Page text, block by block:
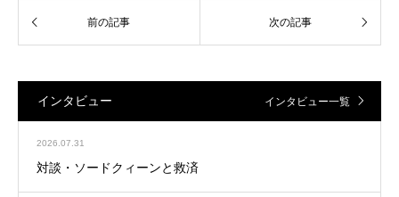
インタビュー インタビュー一覧
2026.07.31
対談・ソードクィーンと救済